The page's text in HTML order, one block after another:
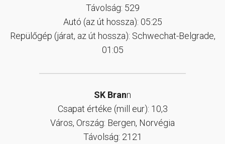
Távolság: 529
Autó (az út hossza): 05:25
Repülőgép (járat, az út hossza): Schwechat-Belgrade,
01:05
SK Brann
Csapat értéke (mill eur): 10,3
Város, Ország: Bergen, Norvégia
Távolság: 2121